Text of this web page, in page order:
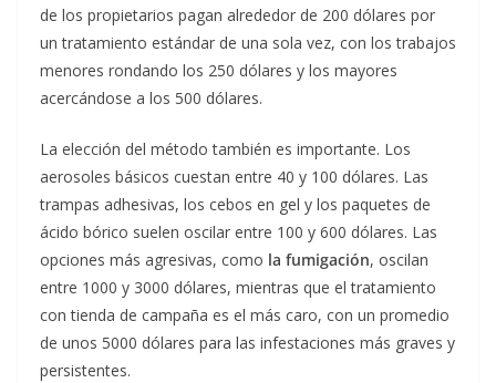
de los propietarios pagan alrededor de 200 dólares por
un tratamiento estándar de una sola vez, con los trabajos
menores rondando los 250 dólares y los mayores
acercándose a los 500 dólares.
La elección del método también es importante. Los
aerosoles básicos cuestan entre 40 y 100 dólares. Las
trampas adhesivas, los cebos en gel y los paquetes de
ácido bórico suelen oscilar entre 100 y 600 dólares. Las
opciones más agresivas, como la fumigación, oscilan
entre 1000 y 3000 dólares, mientras que el tratamiento
con tienda de campaña es el más caro, con un promedio
de unos 5000 dólares para las infestaciones más graves y
persistentes.